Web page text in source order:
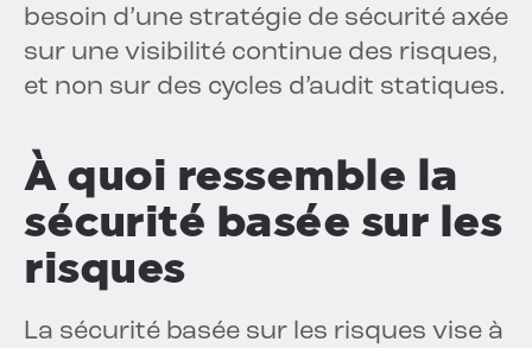
besoin d’une stratégie de sécurité axée
sur une visibilité continue des risques,
et non sur des cycles d’audit statiques.
À quoi ressemble la
sécurité basée sur les
risques
La sécurité basée sur les risques vise à